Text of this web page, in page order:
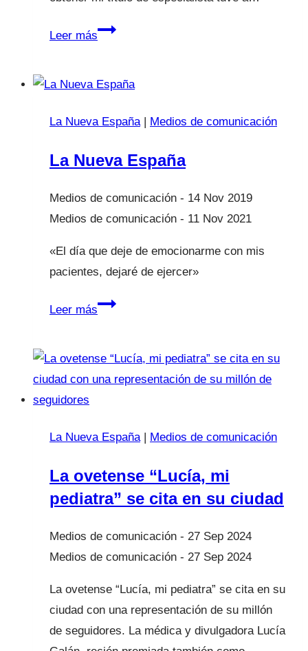
Leer másMi
La Nueva España| Medios de comunicación
La Nueva España
14 Nov 2019
11 Nov 2021
«El día que deje de emocionarme con mis
pacientes, dejaré de ejercer»
Leer másLa
La Nueva España| Medios de comunicación
La ovetense “Lucía, mi
pediatra” se cita en su ciudad
27 Sep 2024
27 Sep 2024
La ovetense “Lucía, mi pediatra” se cita en su
ciudad con una representación de su millón
de seguidores. La médica y divulgadora Lucía